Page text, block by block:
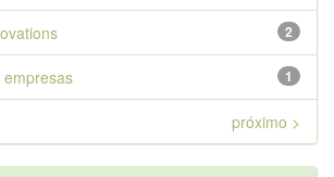
2
1
próximo >